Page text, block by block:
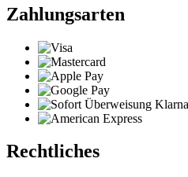
Zahlungsarten
Rechtliches